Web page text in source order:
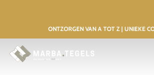
main
content
ONTZORGEN VAN A TOT Z | UNIEKE